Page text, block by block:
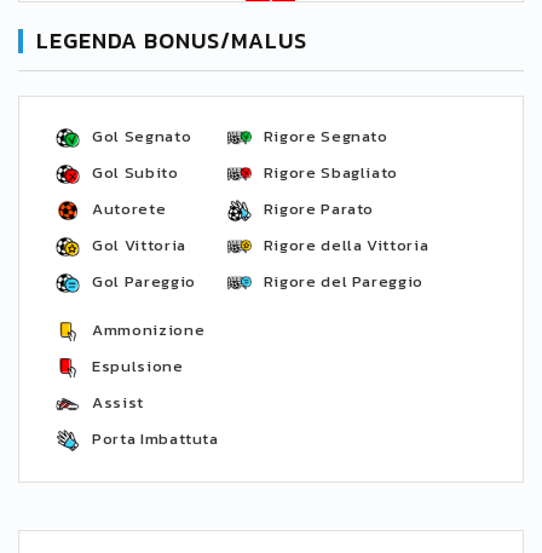
LEGENDA BONUS/MALUS
Gol Segnato
Gol Subito
Autorete
Gol Vittoria
Gol Pareggio
Rigore Segnato
Rigore Sbagliato
Rigore Parato
Rigore della Vittoria
Rigore del Pareggio
Ammonizione
Espulsione
Assist
Porta Imbattuta